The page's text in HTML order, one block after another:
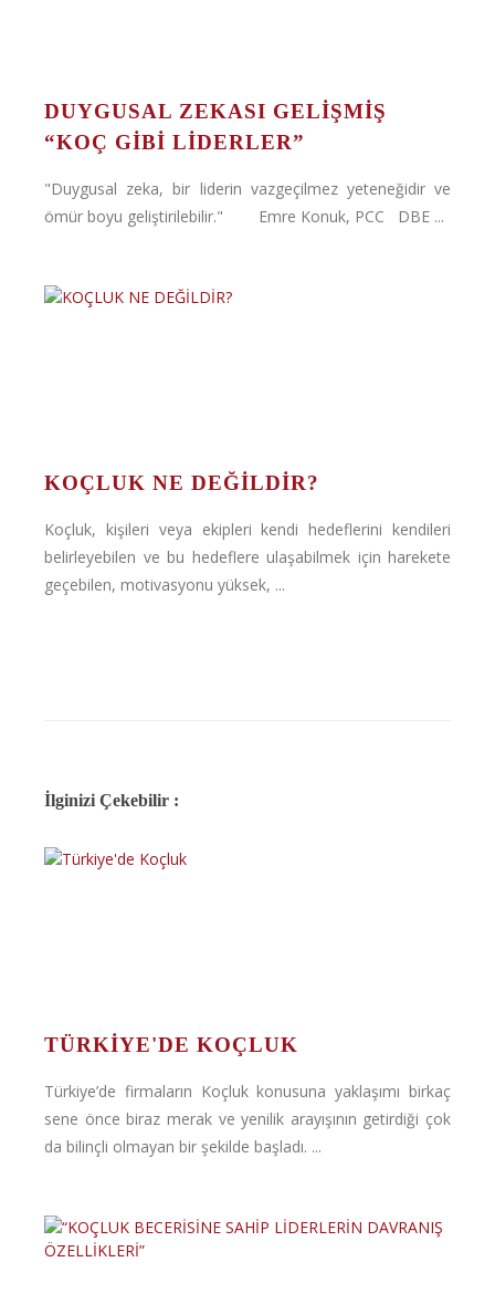
DUYGUSAL ZEKASI GELIŞMIŞ
“KOÇ GIBI LIDERLER”
"Duygusal zeka, bir liderin vazgeçilmez yeteneğidir ve
ömür boyu geliştirilebilir." Emre Konuk, PCC DBE ...
KOÇLUK NE DEĞİLDİR?
Koçluk, kişileri veya ekipleri kendi hedeflerini kendileri
belirleyebilen ve bu hedeflere ulaşabilmek için harekete
geçebilen, motivasyonu yüksek, ...
İlginizi Çekebilir :
TÜRKIYE'DE KOÇLUK
Türkiye’de firmaların Koçluk konusuna yaklaşımı birkaç
sene önce biraz merak ve yenilik arayışının getirdiği çok
da bilinçli olmayan bir şekilde başladı. ...